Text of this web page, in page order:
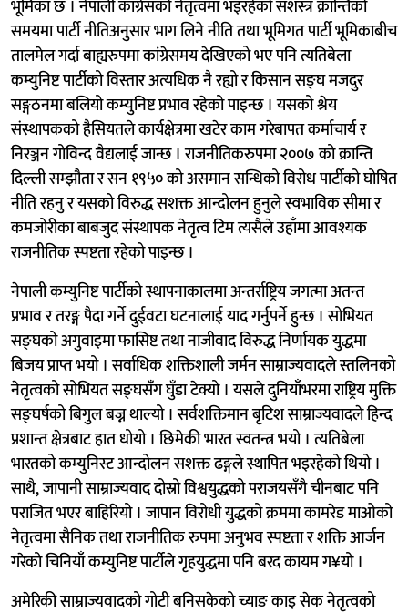
भूमिका छ । नेपाली कांग्रेसको नेतृत्वमा भइरहेको सशस्त्र क्रान्तिको
समयमा पार्टी नीतिअनुसार भाग लिने नीति तथा भूमिगत पार्टी भूमिकाबीच
तालमेल गर्दा बाह्यरुपमा कांग्रेसमय देखिएको भए पनि त्यतिबेला
कम्युनिष्ट पार्टीको विस्तार अत्यधिक नै रह्यो र किसान सङ्घ मजदुर
सङ्गठनमा बलियो कम्युनिष्ट प्रभाव रहेको पाइन्छ । यसको श्रेय
संस्थापकको हैसियतले कार्यक्षेत्रमा खटेर काम गरेबापत कर्माचार्य र
निरञ्जन गोविन्द वैद्यलाई जान्छ । राजनीतिकरुपमा २००७ को क्रान्ति
दिल्ली सम्झौता र सन १९५० को असमान सन्धिको विरोध पार्टीको घोषित
नीति रहनु र यसको विरुद्ध सशक्त आन्दोलन हुनुले स्वभाविक सीमा र
कमजोरीका बाबजुद संस्थापक नेतृत्व टिम त्यसैले उहाँमा आवश्यक
राजनीतिक स्पष्टता रहेको पाइन्छ ।
नेपाली कम्युनिष्ट पार्टीको स्थापनाकालमा अन्तर्राष्ट्रिय जगत्मा अतन्त
प्रभाव र तरङ्ग पैदा गर्ने दुईवटा घटनालाई याद गर्नुपर्ने हुन्छ । सोभियत
सङ्घको अगुवाइमा फासिष्ट तथा नाजीवाद विरुद्ध निर्णायक युद्धमा
बिजय प्राप्त भयो । सर्वाधिक शक्तिशाली जर्मन साम्राज्यवादले स्तलिनको
नेतृत्वको सोभियत सङ्घसँंग घुँडा टेक्यो । यसले दुनियाँभरमा राष्ट्रिय मुक्ति
सङ्घर्षको बिगुल बज्न थाल्यो । सर्वशक्तिमान बृटिश साम्राज्यवादले हिन्द
प्रशान्त क्षेत्रबाट हात धोयो । छिमेकी भारत स्वतन्त्र भयो । त्यतिबेला
भारतको कम्युनिस्ट आन्दोलन सशक्त ढङ्गले स्थापित भइरहेको थियो ।
साथै, जापानी साम्राज्यवाद दोस्रो विश्वयुद्धको पराजयसँगै चीनबाट पनि
पराजित भएर बाहिरियो । जापान विरोधी युद्धको क्रममा कामरेड माओको
नेतृत्वमा सैनिक तथा राजनीतिक रुपमा अनुभव स्पष्टता र शक्ति आर्जन
गरेको चिनियाँ कम्युनिष्ट पार्टीले गृहयुद्धमा पनि बरद कायम ग¥यो ।
अमेरिकी साम्राज्यवादको गोटी बनिसकेको च्याङ काइ सेक नेतृत्वको